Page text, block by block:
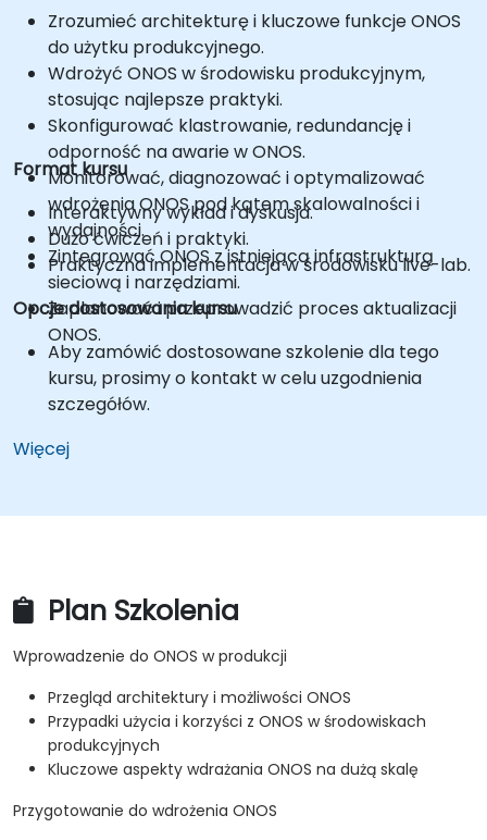
Zrozumieć architekturę i kluczowe funkcje ONOS
do użytku produkcyjnego.
Wdrożyć ONOS w środowisku produkcyjnym,
stosując najlepsze praktyki.
Skonfigurować klastrowanie, redundancję i
odporność na awarie w ONOS.
Monitorować, diagnozować i optymalizować
wdrożenia ONOS pod kątem skalowalności i
wydajności.
Zintegrować ONOS z istniejącą infrastrukturą
sieciową i narzędziami.
Zaplanować i przeprowadzić proces aktualizacji
ONOS.
Format kursu
Interaktywny wykład i dyskusja.
Dużo ćwiczeń i praktyki.
Praktyczna implementacja w środowisku live-lab.
Opcje dostosowania kursu
Aby zamówić dostosowane szkolenie dla tego
kursu, prosimy o kontakt w celu uzgodnienia
szczegółów.
Więcej
Plan Szkolenia
Wprowadzenie do ONOS w produkcji
Przegląd architektury i możliwości ONOS
Przypadki użycia i korzyści z ONOS w środowiskach
produkcyjnych
Kluczowe aspekty wdrażania ONOS na dużą skalę
Przygotowanie do wdrożenia ONOS